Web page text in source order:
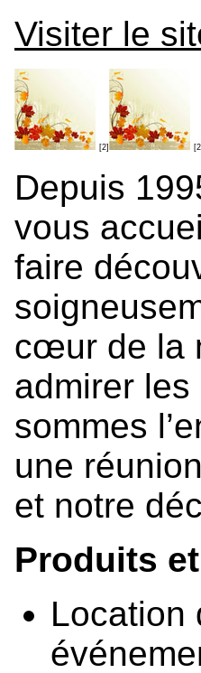
Visiter le
[2] [2]
Depuis
vous
faire
cœur de la
admirer
sommes
une
et notre
Produits
Location